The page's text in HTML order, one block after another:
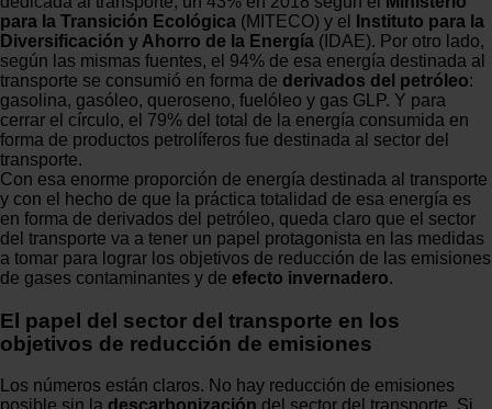
para la Transición Ecológica (MITECO) y el
Instituto para la
Diversificación y Ahorro de la Energía (IDAE). Por otro lado,
según las mismas fuentes, el 94% de esa energía destinada al
transporte se consumió en forma de derivados del petróleo:
gasolina, gasóleo, queroseno, fuelóleo y gas GLP. Y para
cerrar el círculo, el 79% del total de la energía consumida en
forma de productos petrolíferos fue destinada al sector del
transporte.
Con esa enorme proporción de energía destinada al transporte
y con el hecho de que la práctica totalidad de esa energía es
en forma de derivados del petróleo, queda claro que el sector
del transporte va a tener un papel protagonista en las medidas
a tomar para lograr los objetivos de reducción de las emisiones
de gases contaminantes y de efecto invernadero.
El papel del sector del transporte en los
objetivos de reducción de emisiones
Los números están claros. No hay reducción de emisiones
posible sin la descarbonización del sector del transporte. Si